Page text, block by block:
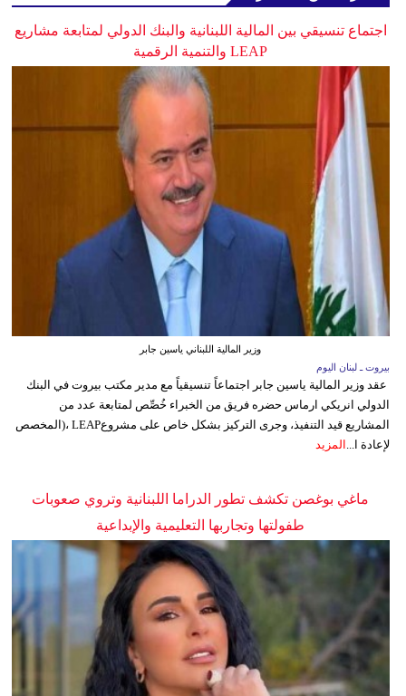
اجتماع تنسيقي بين المالية اللبنانية والبنك الدولي لمتابعة مشاريع
LEAP والتنمية الرقمية
وزير المالية اللبناني ياسين جابر
بيروت ـ لبنان اليوم
عقد وزير المالية ياسين جابر اجتماعاً تنسيقياً مع مدير مكتب بيروت في البنك
الدولي انريكي ارماس حضره فريق من الخبراء خُصِّص لمتابعة عدد من
المشاريع قيد التنفيذ، وجرى التركيز بشكل خاص على مشروعLEAP ،(المخصص
لإعادة ا... المزيد
ماغي بوغصن تكشف تطور الدراما اللبنانية وتروي صعوبات
طفولتها وتجاربها التعليمية والإبداعية